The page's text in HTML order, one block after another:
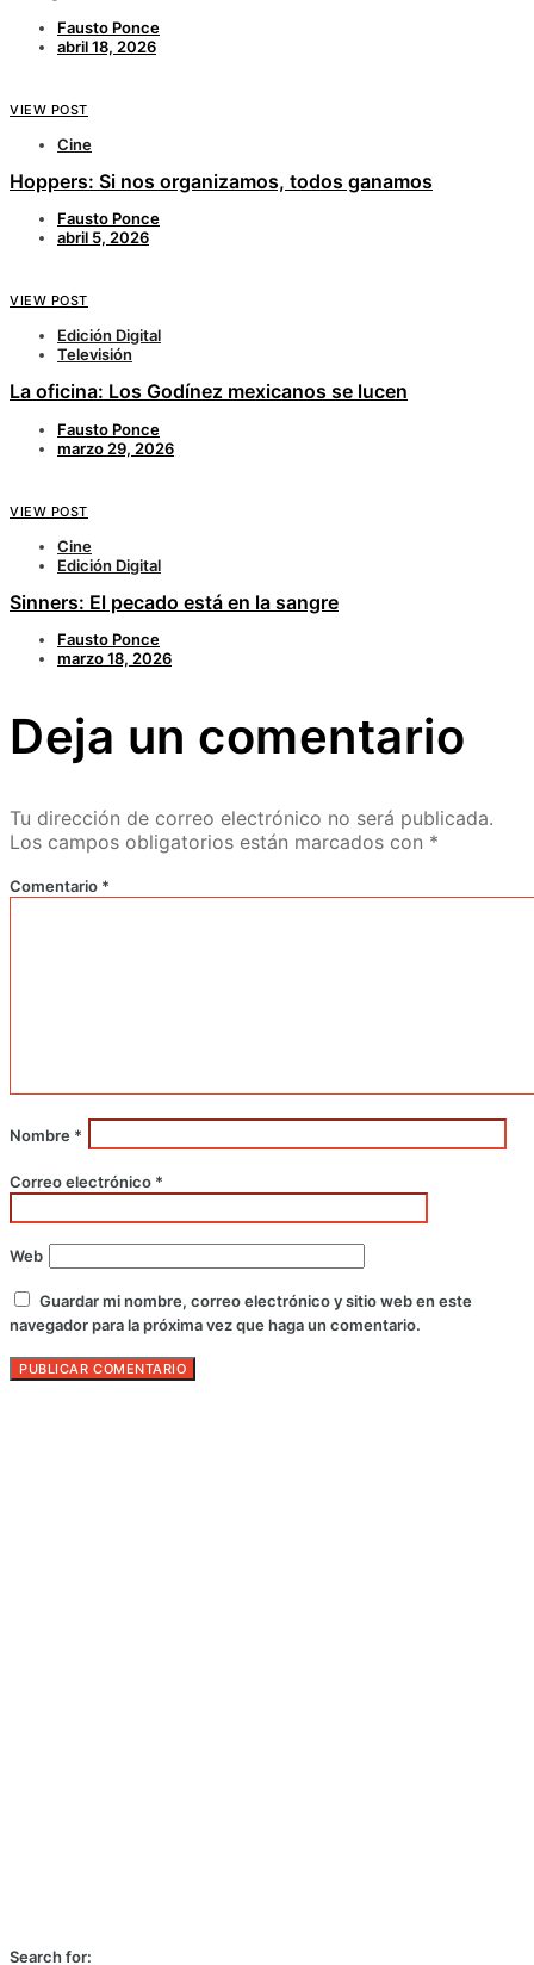
Fausto Ponce
abril 18, 2026
VIEW POST
Cine
Hoppers: Si nos organizamos, todos ganamos
Fausto Ponce
abril 5, 2026
VIEW POST
Edición Digital
Televisión
La oficina: Los Godínez mexicanos se lucen
Fausto Ponce
marzo 29, 2026
VIEW POST
Cine
Edición Digital
Sinners: El pecado está en la sangre
Fausto Ponce
marzo 18, 2026
Deja un comentario
Tu dirección de correo electrónico no será publicada.
Los campos obligatorios están marcados con *
Comentario *
Nombre *
Correo electrónico *
Web
Guardar mi nombre, correo electrónico y sitio web en este
navegador para la próxima vez que haga un comentario.
Search for: